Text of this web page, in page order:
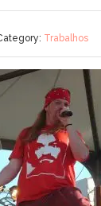
Trabalhos